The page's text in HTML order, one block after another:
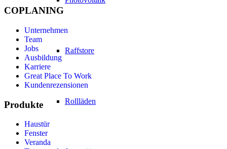
Raffstore
Rollläden
COPLANING
Unternehmen
Team
Jobs
Ausbildung
Karriere
Great Place To Work
Kundenrezensionen
Produkte
Haustür
Fenster
Veranda